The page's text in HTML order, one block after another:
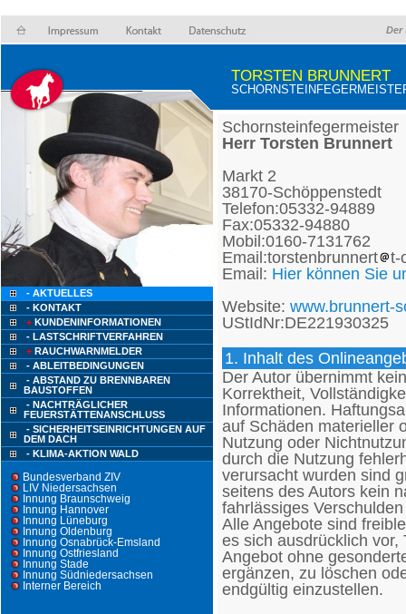
Der
- AKTUELLES
- KONTAKT
+ KUNDENINFORMATIONEN
- LASTSCHRIFTVERFAHREN
+ RAUCHWARNMELDER
- ABLEITBEDINGUNGEN
- ABSTAND ZU BRENNBAREN
BAUSTOFFEN
- NACHTRÄGLICHER
FEUERSTÄTTENANSCHLUSS
- SICHERHEITSEINRICHTUNGEN AUF
DEM DACH
- KLIMA-AKTION WALD
Bundesverband ZIV
LIV Niedersachsen
Innung Braunschweig
Innung Hannover
Innung Lüneburg
Innung Oldenburg
Innung Osnabrück-Emsland
Innung Ostfriesland
Innung Stade
Innung Südniedersachsen
Interner Bereich
TORSTEN BRUNNERT
Schornsteinfegermeister
Herr Torsten Brunnert
Markt 2
38170-Schöppenstedt
Telefon:05332-94889
Fax:05332-94880
Mobil:0160-7131762
Email:torstenbrunnert
t-
Email: Hier können Sie
Website: www.brunnert-
UStIdNr:DE221930325
1. Inhalt des
Der Autor übernimmt
Korrektheit,
Informationen.
auf Schäden materieller
Nutzung oder
durch die Nutzung
verursacht wurden sind
seitens des Autors kein
fahrlässiges
Alle Angebote sind
es sich ausdrücklich vor,
Angebot ohne
ergänzen, zu löschen
endgültig einzustellen.